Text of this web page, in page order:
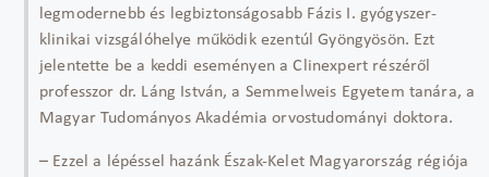
legmodernebb és legbiztonságosabb Fázis I. gyógyszer-
klinikai vizsgálóhelye működik ezentúl Gyöngyösön. Ezt
jelentette be a keddi eseményen a Clinexpert részéről
professzor dr. Láng István, a Semmelweis Egyetem tanára, a
Magyar Tudományos Akadémia orvostudományi doktora.
– Ezzel a lépéssel hazánk Észak-Kelet Magyarország régiója